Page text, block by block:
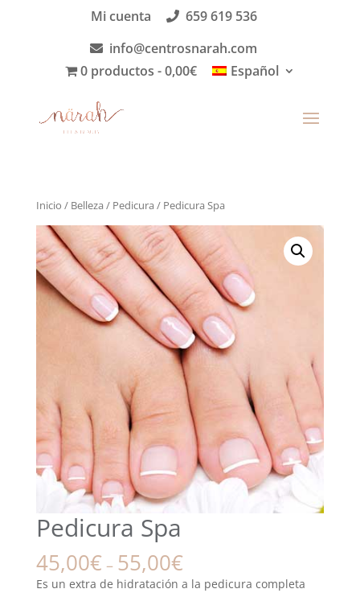
Mi cuenta
659 619 536
info@centrosnarah.com
0 productos
0,00€ Español
Inicio / Belleza / Pedicura / Pedicura Spa
Pedicura Spa
45,00€ – 55,00€
Es un extra de hidratación a la pedicura completa